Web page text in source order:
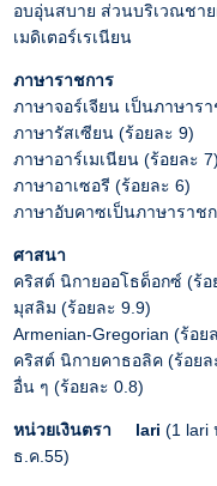
อบอุ่นสบาย ส่วนบริเวณชา
เมดิเตอร์เรเนียน
ภาษาราชการ
ภาษาจอร์เจียน เป็นภาษาร
ภาษารัสเซียน (ร้อยละ 9)
ภาษาอาร์เมเนียน (ร้อยละ 7)
ภาษาอาเซอรี (ร้อยละ 6)
ภาษาอับคาซเป็นภาษาราช
ศาสนา
คริสต์ นิกายออโธด็อกซ์ (ร้อ
มุสลิม (ร้อยละ 9.9)
Armenian-Gregorian (ร้อย
คริสต์ นิกายคาธอลิค (ร้อยล
อื่น ๆ (ร้อยละ 0.8)
หน่วยเงินตรา lari(1 lari
ธ.ค.55)